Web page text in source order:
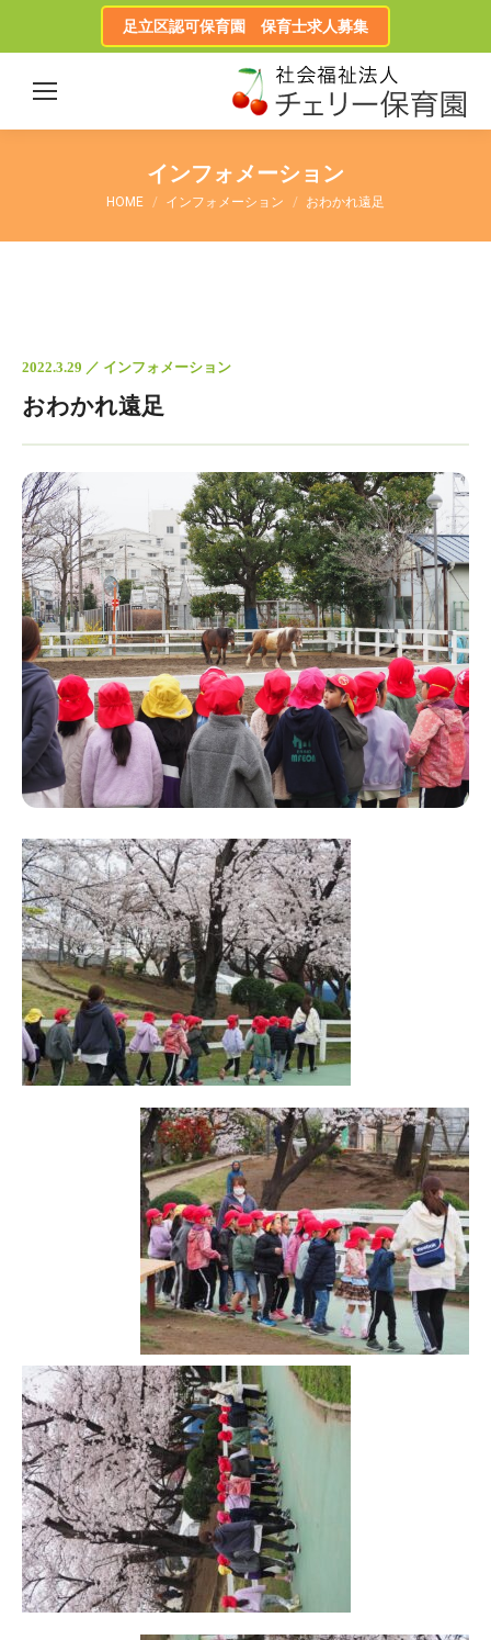
足立区認可保育園 保育士求人募集
インフォメーション
HOME インフォメーション おわかれ遠足
2022.3.29 ／ インフォメーション
おわかれ遠足